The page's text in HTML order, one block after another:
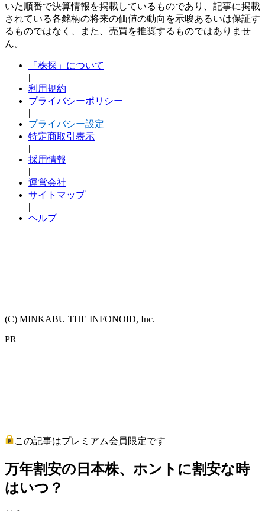
いた順番で決算情報を掲載しているものであり、記事に掲載
されている各銘柄の将来の価値の動向を示唆あるいは保証す
るものではなく、また、売買を推奨するものではありませ
ん。
「株探」について
|
利用規約
プライバシーポリシー
|
プライバシー設定
特定商取引表示
|
採用情報
|
運営会社
サイトマップ
|
ヘルプ
(C) MINKABU THE INFONOID, Inc.
PR
この記事はプレミアム会員限定です
万年割安の日本株、ホントに割安な時
はいつ？